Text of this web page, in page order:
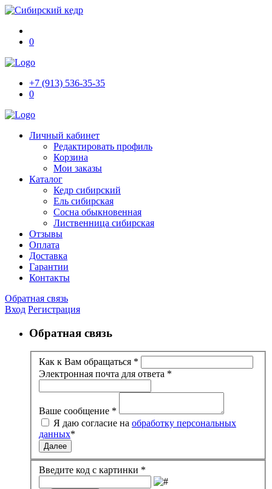
0
+7 (913) 536-35-35
0
Личный кабинет
Редактировать профиль
Корзина
Мои заказы
Каталог
Кедр сибирский
Ель сибирская
Сосна обыкновенная
Лиственница сибирская
Отзывы
Оплата
Доставка
Гарантии
Контакты
Обратная связь
Вход Регистрация
Обратная связь
Как к Вам обращаться *
Электронная почта для ответа *
Ваше сообщение *
Я даю согласие на обработку персональных
данных*
Далее
Введите код с картинки *